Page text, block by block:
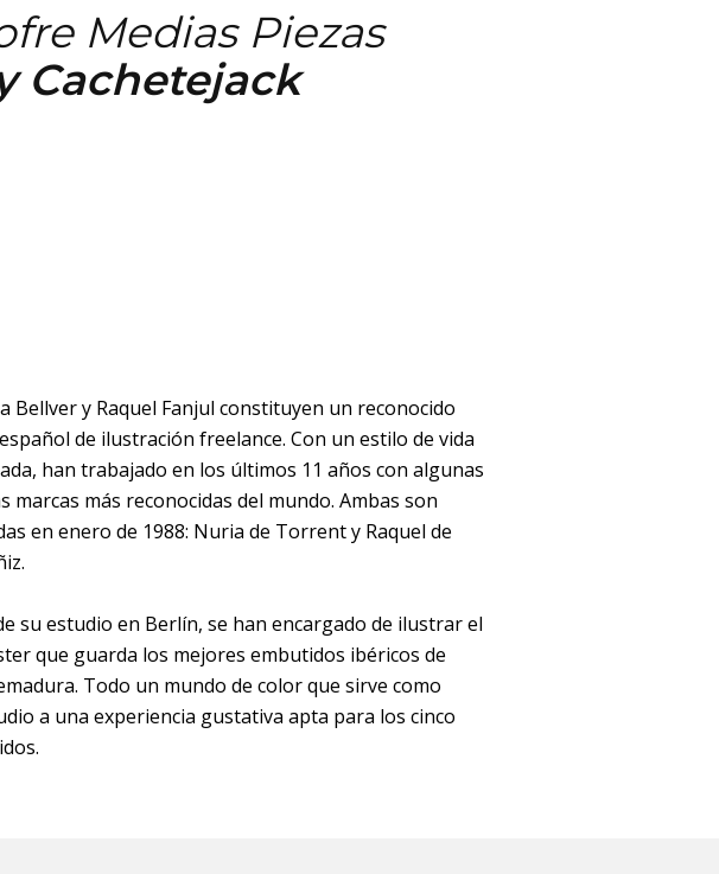
Medias Piezas
Cachetejack
Bellver y Raquel Fanjul constituyen un reconocido
de ilustración freelance. Con un estilo de vida
han trabajado en los últimos 11 años con algunas
marcas más reconocidas del mundo. Ambas son
en enero de 1988: Nuria de Torrent y Raquel de
su estudio en Berlín, se han encargado de ilustrar el
que guarda los mejores embutidos ibéricos de
Todo un mundo de color que sirve como
a una experiencia gustativa apta para los cinco